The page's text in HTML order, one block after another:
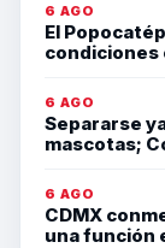
6 AGO
El
condiciones
6 AGO
Separarse
mascotas;
6 AGO
CDMX
una función